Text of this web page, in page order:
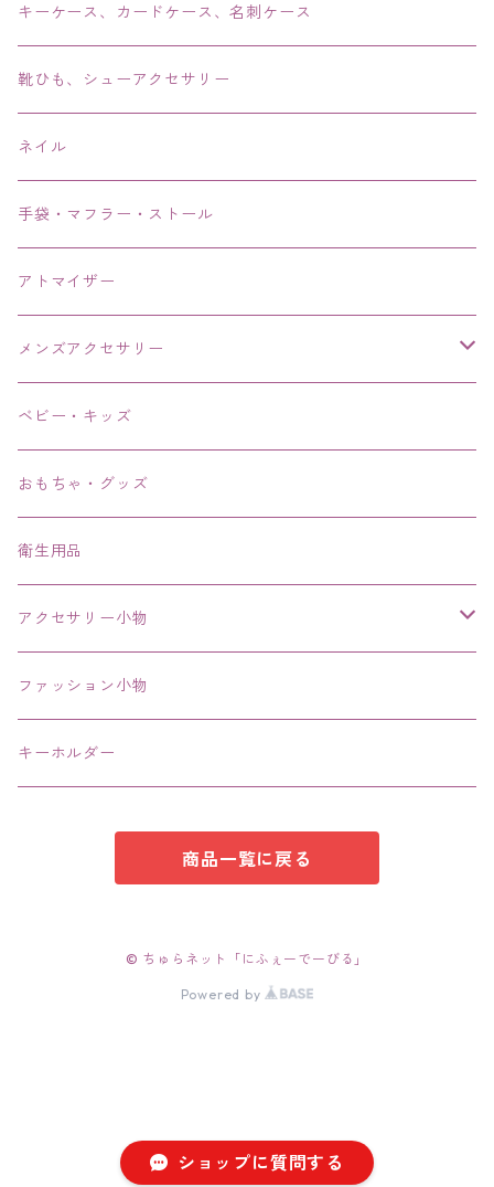
ショップに質問する
ブレス・バングル・ブレスレット・腕輪
アンクレット
キーケース、カードケース、名刺ケース
靴ひも、シューアクセサリー
ネイル
手袋・マフラー・ストール
アトマイザー
メンズアクセサリー
リング、指輪
ブレスレット、バングル、ブレス、腕輪
ネックレス、チョーカー
その他
ベビー・キッズ
おもちゃ・グッズ
衛生用品
アクセサリー小物
エコバッグ コンビニ
ファッション小物
キーホルダー
商品一覧に戻る
© ちゅらネット「にふぇーでーびる」
Powered by